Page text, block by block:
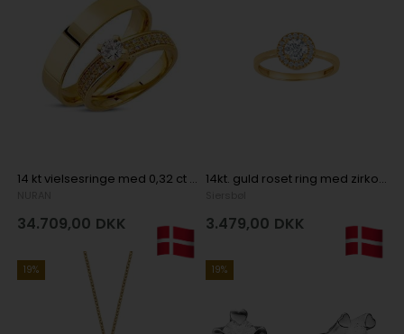
14 kt vielsesringe med 0,32 ct brillanter
34.709,00 DKK
14kt. guld roset ring med zirkonia
3.479,00 DKK
19% 19%